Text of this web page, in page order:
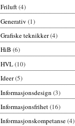
Friluft(4)
Generativ (1)
Grafiske teknikker(4)
HiB (6)
HVL(10)
Ideer(5)
Informasjonsdesign (3)
Informasjonsfrihet(16)
Informasjonskompetanse(4)